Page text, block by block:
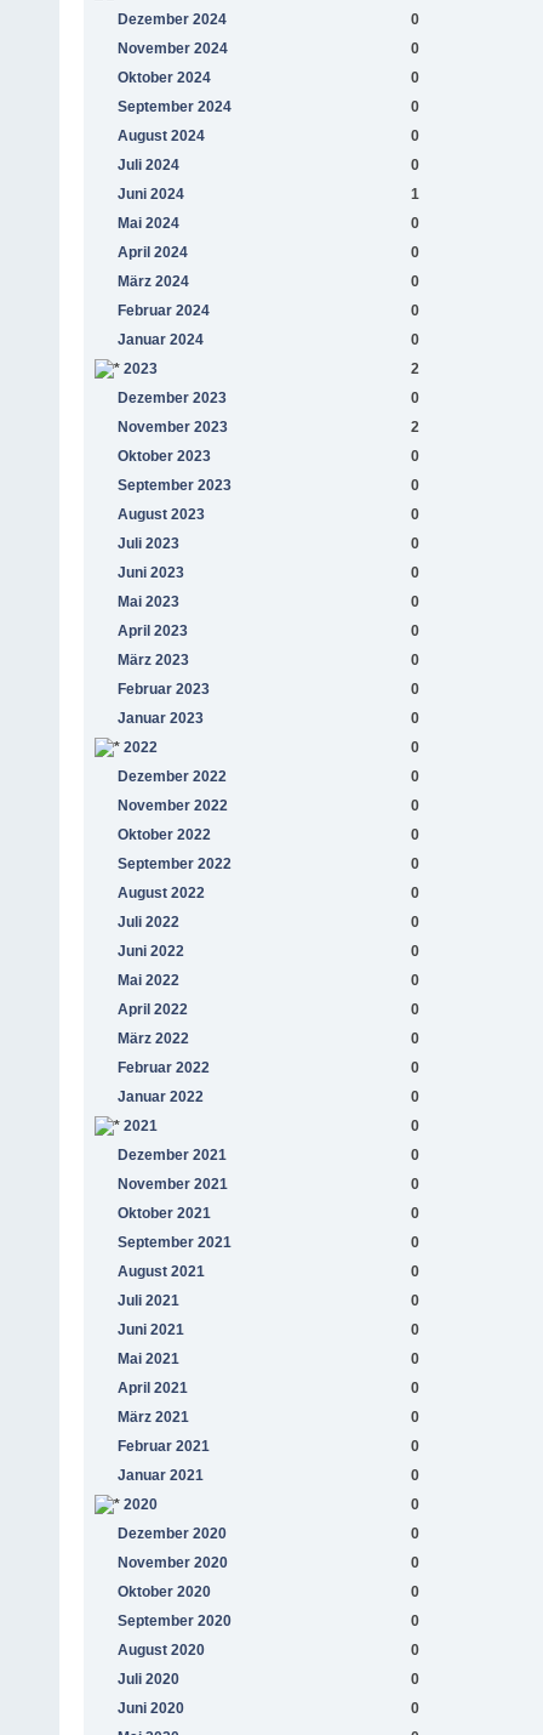
Dezember 2024
0
November 2024
0
Oktober 2024
0
September 2024
0
August 2024
0
Juli 2024
0
Juni 2024
1
Mai 2024
0
April 2024
0
März 2024
0
Februar 2024
0
Januar 2024
0
2023
2
Dezember 2023
0
November 2023
2
Oktober 2023
0
September 2023
0
August 2023
0
Juli 2023
0
Juni 2023
0
Mai 2023
0
April 2023
0
März 2023
0
Februar 2023
0
Januar 2023
0
2022
0
Dezember 2022
0
November 2022
0
Oktober 2022
0
September 2022
0
August 2022
0
Juli 2022
0
Juni 2022
0
Mai 2022
0
April 2022
0
März 2022
0
Februar 2022
0
Januar 2022
0
2021
0
Dezember 2021
0
November 2021
0
Oktober 2021
0
September 2021
0
August 2021
0
Juli 2021
0
Juni 2021
0
Mai 2021
0
April 2021
0
März 2021
0
Februar 2021
0
Januar 2021
0
2020
0
Dezember 2020
0
November 2020
0
Oktober 2020
0
September 2020
0
August 2020
0
Juli 2020
0
Juni 2020
0